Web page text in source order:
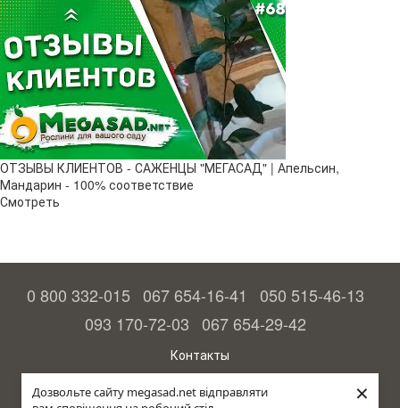
Дозвольте сайту megasad.net відправляти
×
ОТЗЫВЫ КЛИЕНТОВ - САЖЕНЦЫ "МЕГАСАД" | Апельсин,
Мандарин - 100% соответствие
Смотреть
0 800 332-015 067 654-16-41
050 515-46-13
093 170-72-03 067 654-29-42
Контакты
Полная версия сайта